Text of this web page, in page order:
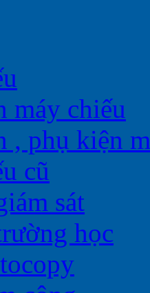
máy chiếu
, phụ kiện
cũ
sát
học